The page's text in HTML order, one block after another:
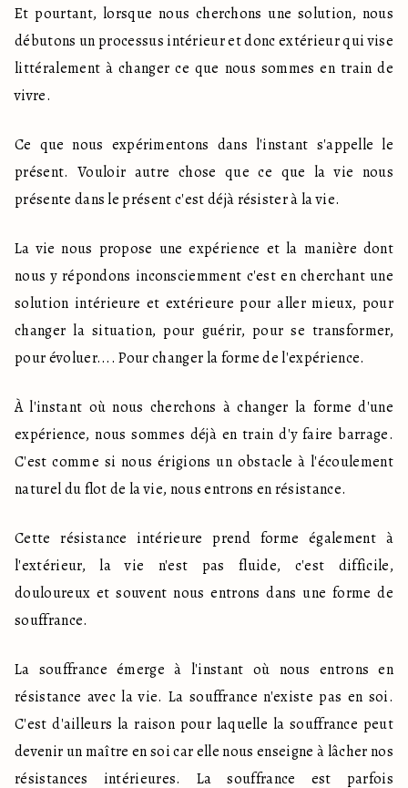
Et pourtant, lorsque nous cherchons une solution, nous
débutons un processus intérieur et donc extérieur qui vise
littéralement à changer ce que nous sommes en train de
vivre.
Ce que nous expérimentons dans l'instant s'appelle le
présent. Vouloir autre chose que ce que la vie nous
présente dans le présent c'est déjà résister à la vie.
La vie nous propose une expérience et la manière dont
nous y répondons inconsciemment c'est en cherchant une
solution intérieure et extérieure pour aller mieux, pour
changer la situation, pour guérir, pour se transformer,
pour évoluer.... Pour changer la forme de l'expérience.
À l'instant où nous cherchons à changer la forme d'une
expérience, nous sommes déjà en train d'y faire barrage.
C'est comme si nous érigions un obstacle à l'écoulement
naturel du flot de la vie, nous entrons en résistance.
Cette résistance intérieure prend forme également à
l'extérieur, la vie n'est pas fluide, c'est difficile,
douloureux et souvent nous entrons dans une forme de
souffrance.
La souffrance émerge à l'instant où nous entrons en
résistance avec la vie. La souffrance n'existe pas en soi.
C'est d'ailleurs la raison pour laquelle la souffrance peut
devenir un maître en soi car elle nous enseigne à lâcher nos
résistances intérieures. La souffrance est parfois